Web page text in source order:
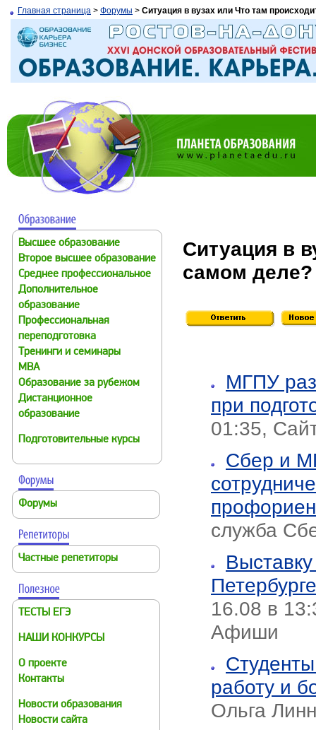
Главная страница > Форумы > Ситуация в вузах или Что там
Высшее образование
Второе высшее образование
Среднее профессиональное
Дополнительное
образование
Профессиональная
переподготовка
Тренинги и семинары
MBA
Образование за рубежом
Дистанционное
образование
Подготовительные курсы
Форумы
Частные репетиторы
ТЕСТЫ ЕГЭ
НАШИ КОНКУРСЫ
О проекте
Контакты
Новости образования
Новости сайта
Ситуация в
самом деле?
МГПУ
при
01:35,
Сбер и
служба
16.08 в
Афиши
работу и
Ольга